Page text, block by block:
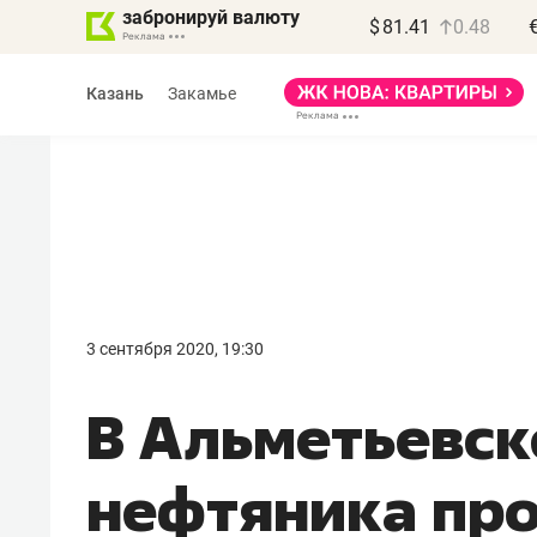
забронируй валюту $ 81.41 0.48
Казань Закамье
3 сентября 2020, 19:30
В
нефтяника
правил, бизнес может
потерять минимум